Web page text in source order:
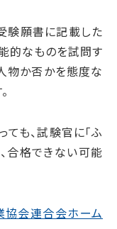
験願書に記載した
的なものを試問す
物か否かを態度な
も、試験官に「ふ
合格できない可能
会連合会ホーム